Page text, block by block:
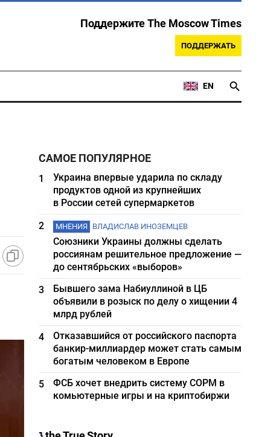
Поддержите The Moscow Times
ПОДДЕРЖАТЬ
EN
САМОЕ ПОПУЛЯРНОЕ
1
Украина впервые ударила по складу
продуктов одной из крупнейших
в России сетей супермаркетов
2
МНЕНИЯ ВЛАДИСЛАВ ИНОЗЕМЦЕВ
Союзники Украины должны сделать
россиянам решительное предложение —
до сентябрьских «выборов»
3
Бывшего зама Набиуллиной в ЦБ
объявили в розыск по делу о хищении 4
млрд рублей
4
Отказавшийся от российского паспорта
банкир-миллиардер может стать самым
богатым человеком в Европе
5
ФСБ хочет внедрить систему СОРМ в
комьютерные игры и на криптобиржи